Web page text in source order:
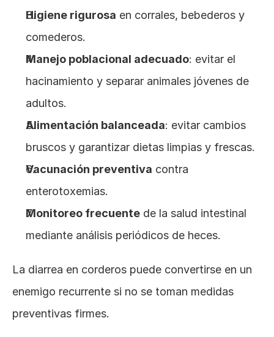
Higiene rigurosa en corrales, bebederos y
comederos.
Manejo poblacional adecuado: evitar el
hacinamiento y separar animales jóvenes de
adultos.
Alimentación balanceada: evitar cambios
bruscos y garantizar dietas limpias y frescas.
Vacunación preventiva contra
enterotoxemias.
Monitoreo frecuente de la salud intestinal
mediante análisis periódicos de heces.
La diarrea en corderos puede convertirse en un
enemigo recurrente si no se toman medidas
preventivas firmes.